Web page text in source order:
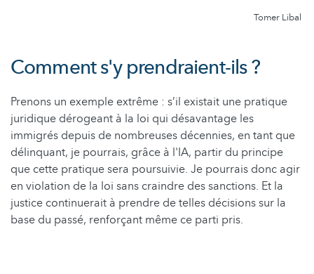
Tomer Libal
Comment s'y prendraient-ils ?
Prenons un exemple extrême : s’il existait une pratique
juridique dérogeant à la loi qui désavantage les
immigrés depuis de nombreuses décennies, en tant que
délinquant, je pourrais, grâce à l'IA, partir du principe
que cette pratique sera poursuivie. Je pourrais donc agir
en violation de la loi sans craindre des sanctions. Et la
justice continuerait à prendre de telles décisions sur la
base du passé, renforçant même ce parti pris.